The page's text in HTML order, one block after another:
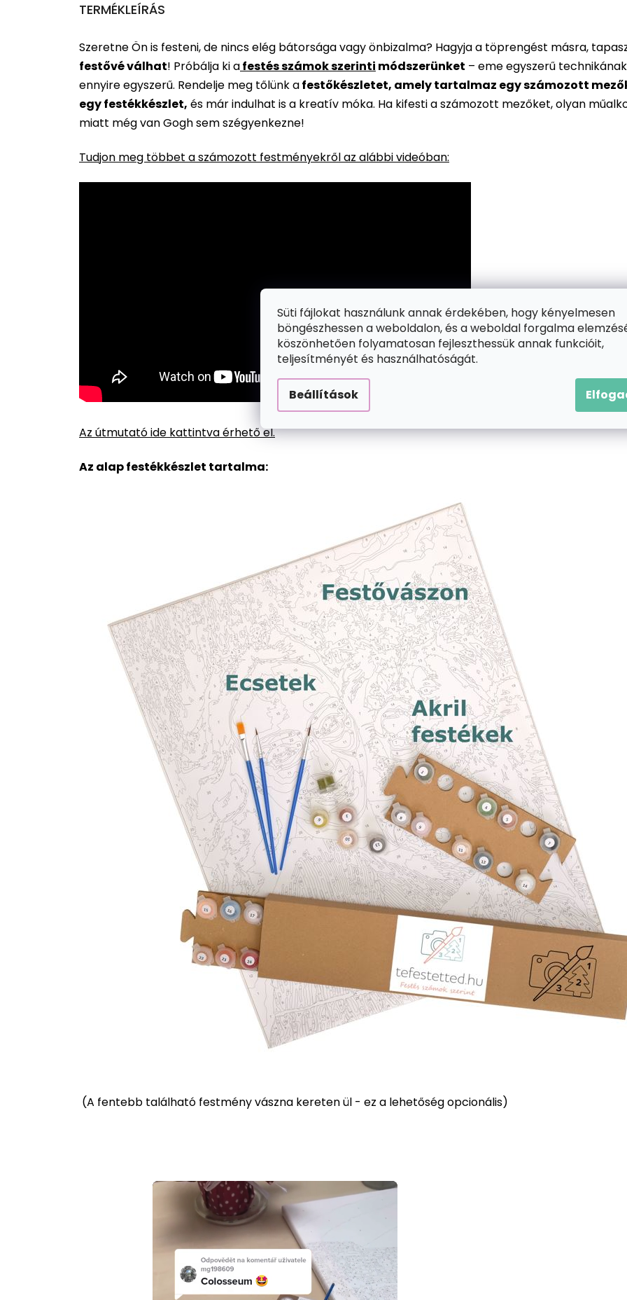
Süti fájlokat használunk annak érdekében, hogy kényelmesen
böngészhessen a weboldalon, és a weboldal forgalma
köszönhetően folyamatosan fejleszthessük annak funkcióit,
teljesítményét és használhatóságát.
Beállítások
TERMÉKLEÍRÁS
Szeretne Ön is festeni, de nincs elég bátorsága vagy önbizalma? Hagyja a töprengést másra,
festővé válhat! Próbálja ki afestés számok szerinti módszerünket – eme egyszerű
ennyire egyszerű. Rendelje meg tőlünk afestőkészletet, amely tartalmaz egy számozott
egy festékkészlet, és már indulhat is a kreatív móka. Ha kifesti a számozott mezőket, olyan
miatt még van Gogh sem szégyenkezne!
Tudjon meg többet a számozott festményekről az alábbi videóban:
Az útmutató ide kattintva érhető el.
Az alap festékkészlet tartalma:
(A fentebb található festmény vászna kereten ül - ez a lehetőség opcionális)